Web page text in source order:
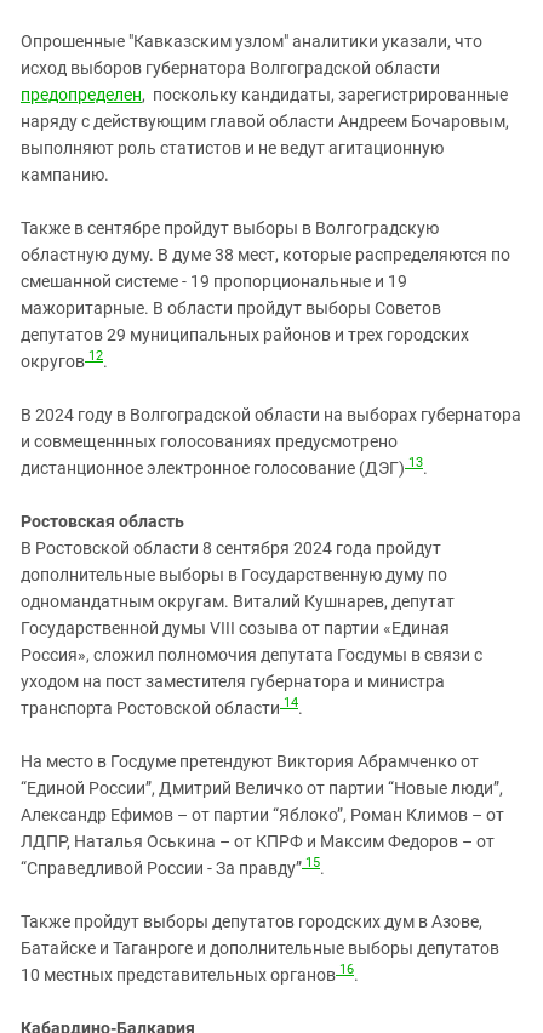
Опрошенные "Кавказским узлом" аналитики указали, что
исход выборов губернатора Волгоградской области
предопределен, поскольку кандидаты, зарегистрированные
наряду с действующим главой области Андреем Бочаровым,
выполняют роль статистов и не ведут агитационную
кампанию.
Также в сентябре пройдут выборы в Волгоградскую
областную думу. В думе 38 мест, которые распределяются по
смешанной системе - 19 пропорциональные и 19
мажоритарные. В области пройдут выборы Советов
депутатов 29 муниципальных районов и трех городских
округов 12.
В 2024 году в Волгоградской области на выборах губернатора
и совмещеннных голосованиях предусмотрено
дистанционное электронное голосование (ДЭГ) 13.
Ростовская область
В Ростовской области 8 сентября 2024 года пройдут
дополнительные выборы в Государственную думу по
одномандатным округам. Виталий Кушнарев, депутат
Государственной думы VIII созыва от партии «Единая
Россия», сложил полномочия депутата Госдумы в связи с
уходом на пост заместителя губернатора и министра
транспорта Ростовской области 14.
На место в Госдуме претендуют Виктория Абрамченко от
“Единой России”, Дмитрий Величко от партии “Новые люди”,
Александр Ефимов – от партии “Яблоко”, Роман Климов – от
ЛДПР, Наталья Оськина – от КПРФ и Максим Федоров – от
“Справедливой России - За правду” 15.
Также пройдут выборы депутатов городских дум в Азове,
Батайске и Таганроге и дополнительные выборы депутатов
10 местных представительных органов 16.
Кабардино-Балкария